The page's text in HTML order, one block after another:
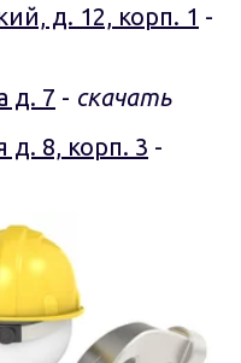
д. 12, корп. 1 -
д. 7 - скачать
д. 8, корп. 3 -